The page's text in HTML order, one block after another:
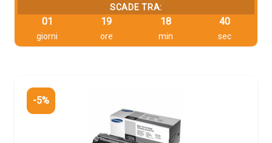
SCADE TRA:
01
giorni
19
ore
18
min
39
sec
-5%